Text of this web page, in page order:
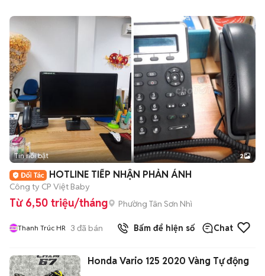
Tin nổi bật 2
HOTLINE TIẾP NHẬN PHẢN ÁNH
Công ty CP Việt Baby
Từ 6,50 triệu/tháng Phường Tân Sơn Nhì
Thanh Trúc HR 3 đã bán Bấm để hiện số Chat
Honda Vario 125 2020 Vàng Tự động